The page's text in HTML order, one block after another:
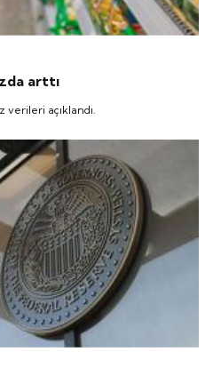
arttı
açıklandı.